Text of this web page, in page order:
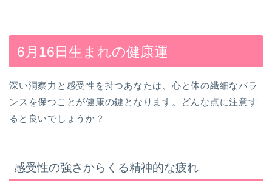
6月16日生まれの健康運
深い洞察力と感受性を持つあなたは、心と体の繊細なバラ
ンスを保つことが健康の鍵となります。どんな点に注意す
ると良いでしょうか？
感受性の強さからくる精神的な疲れ